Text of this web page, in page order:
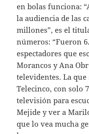
en bolas funciona:
la audiencia de las
millones”, es el
números: “Fueron
espectadores que
Morancos y Ana
televidentes. La
Telecinco, con solo
televisión para
Mejide y ver a
que lo vea mucha